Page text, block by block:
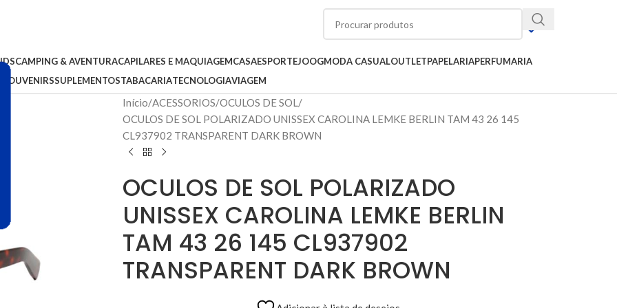
CAMPING & AVENTURACAPILARES E MAQUIAGEMCASAESPORTEJOOGMODA CASUALOUTLETPAPELARIAPERFUMARIA
SOUVENIRSSUPLEMENTOSTABACARIATECNOLOGIAVIAGEM
Início ACESSORIOS OCULOS DE SOL
OCULOS DE SOL POLARIZADO UNISSEX CAROLINA LEMKE BERLIN TAM 43 26 145
CL937902 TRANSPARENT DARK BROWN
OCULOS DE SOL POLARIZADO
UNISSEX CAROLINA LEMKE BERLIN
TAM 43 26 145 CL937902
TRANSPARENT DARK BROWN